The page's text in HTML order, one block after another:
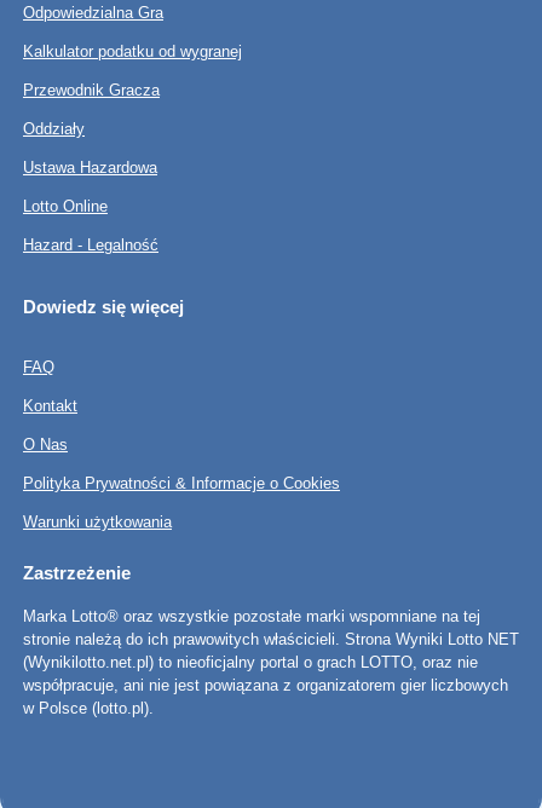
Odpowiedzialna Gra
Kalkulator podatku od wygranej
Przewodnik Gracza
Oddziały
Ustawa Hazardowa
Lotto Online
Hazard - Legalność
Dowiedz się więcej
FAQ
Kontakt
O Nas
Polityka Prywatności & Informacje o Cookies
Warunki użytkowania
Zastrzeżenie
Marka Lotto® oraz wszystkie pozostałe marki wspomniane na tej
stronie należą do ich prawowitych właścicieli. Strona Wyniki Lotto NET
(Wynikilotto.net.pl) to nieoficjalny portal o grach LOTTO, oraz nie
współpracuje, ani nie jest powiązana z organizatorem gier liczbowych
w Polsce (lotto.pl).